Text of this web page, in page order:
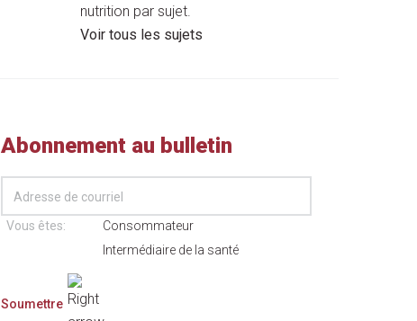
nutrition par sujet.
Voir tous les sujets
Abonnement au bulletin
Vous êtes:
Consommateur
Intermédiaire de la santé